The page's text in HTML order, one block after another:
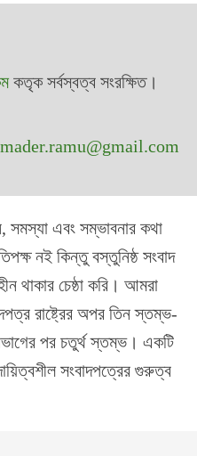
কতৃক সর্বস্বত্ব সংরক্ষিত।
সমস্যা এবং সম্ভাবনার কথা
নই কিন্তু বস্তুনিষ্ঠ সংবাদ
থাকার চেষ্ঠা করি। আমরা
রাষ্ট্রের অপর তিন স্তম্ভ-
পর চতুর্থ স্তম্ভ। একটি
সংবাদপত্রের গুরুত্ব